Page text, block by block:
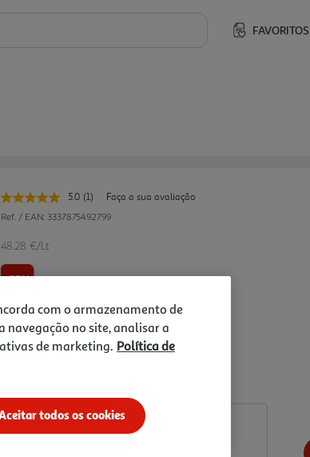
FAVORITOS
5.0 Leu
uma
mesma
(1)
Faça a sua avaliação
Ref. / EAN: 3337875492799
48.28 €/Lt
-25%
Price reduced from
25,10 €to
18,83 €
com o armazenamento de
navegação no site, analisar a
de marketing. Política de
todos os cookies